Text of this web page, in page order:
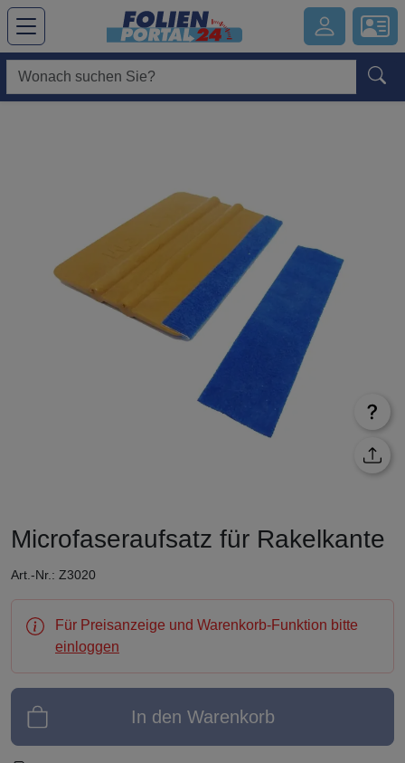
Hauptregion der Seite anspringen
Microfaseraufsatz für Rakelkante
Art.-Nr.: Z3020
Für Preisanzeige und Warenkorb-Funktion bitte
einloggen
In den Warenkorb